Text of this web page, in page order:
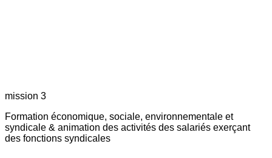
mission 3
Formation économique, sociale, environnementale et
syndicale & animation des activités des salariés exerçant
des fonctions syndicales